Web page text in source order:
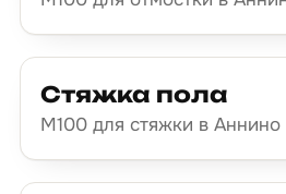
Стяжка пола
М100 для стяжки в Аннино